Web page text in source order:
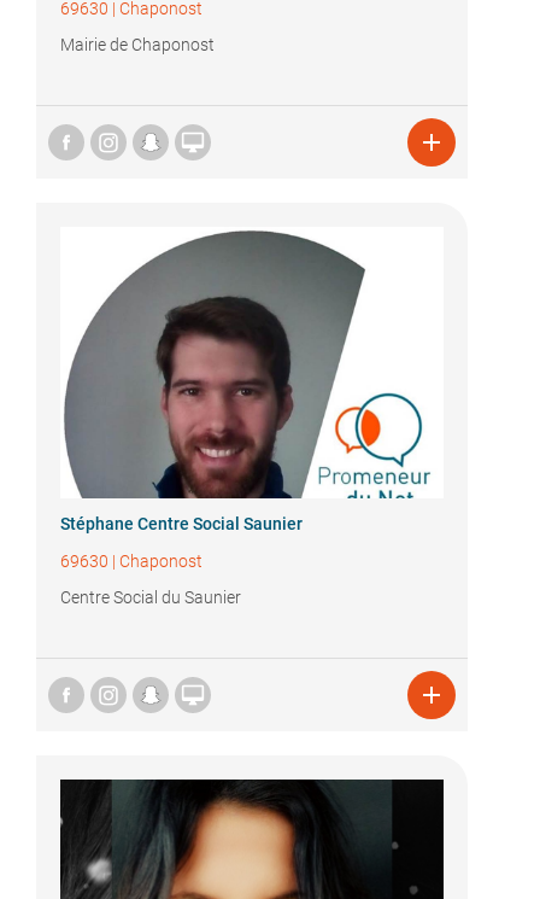
69630 | Chaponost
Mairie de Chaponost
 
Stéphane Centre Social Saunier
69630 | Chaponost
Centre Social du Saunier
 